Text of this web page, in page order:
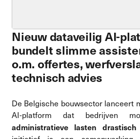
Nieuw dataveilig AI-
bundelt slimme
o.m. offertes,
technisch advies
De Belgische bouwsector lanceert
AI-platform dat bedrijven
administratieve lasten